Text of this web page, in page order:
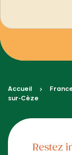
Accueil
sur-Cèze
Restez